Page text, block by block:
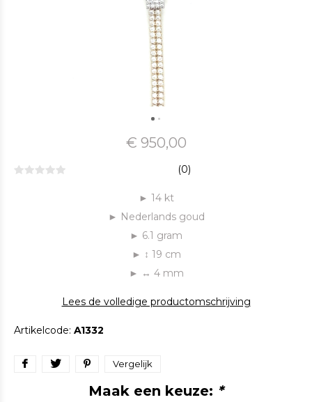
€ 950,00
(0)
► 14 kt
► Nederlands goud
► 6.1 gram
► ↕ 19 ​cm
► ↔ 4 mm
Lees de volledige productomschrijving
Artikelcode: A1332
Vergelijk
Maak een keuze: *